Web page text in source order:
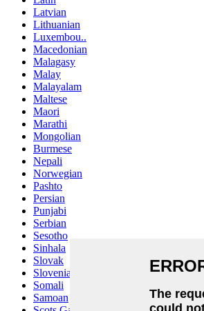
Latvian
Lithuanian
Luxembou..
Macedonian
Malagasy
Malay
Malayalam
Maltese
Maori
Marathi
Mongolian
Burmese
Nepali
Norwegian
Pashto
Persian
Punjabi
Serbian
Sesotho
Sinhala
Slovak
Slovenian
Somali
Samoan